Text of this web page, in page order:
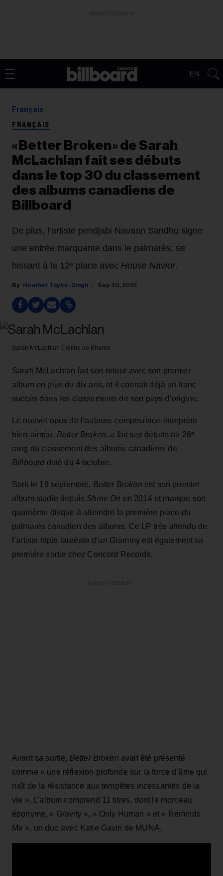
EN
Français
FRANÇAIS
« Better Broken » de Sarah
McLachlan fait ses débuts
dans le top 30 du classement
des albums canadiens de
Billboard
De plus, l’artiste pendjabi Navaan Sandhu signe
une entrée marquante dans le palmarès, se
hissant à la 12ᵉ place avec House Navior.
Heather Taylor-Singh Sep 30, 2025
Sarah McLachlan Colline de Kharen
Sarah McLachlan fait son retour avec son premier
album en plus de dix ans, et il connaît déjà un franc
succès dans les classements de son pays d’origine.
Le nouvel opus de l’auteure-compositrice-interprète
bien-aimée, Better Broken, a fait ses débuts au 28ᵉ
rang du classement des albums canadiens de
Billboard daté du 4 octobre.
Sorti le 19 septembre, Better Broken est son premier
album studio depuis Shine On en 2014 et marque son
quatrième disque à atteindre la première place du
palmarès canadien des albums. Ce LP très attendu de
l’artiste triple lauréate d’un Grammy est également sa
première sortie chez Concord Records.
Avant sa sortie, Better Broken avait été présenté
comme « une réflexion profonde sur la force d’âme qui
naît de la résistance aux tempêtes incessantes de la
vie ». L’album comprend 11 titres, dont le morceau
éponyme, « Gravity », « Only Human » et « Reminds
Me », un duo avec Katie Gavin de MUNA.